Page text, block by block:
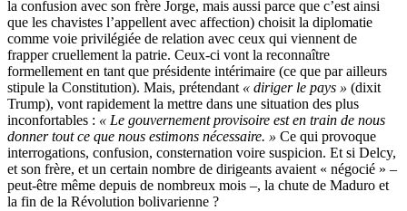
la confusion avec son frère Jorge, mais aussi parce que c’est ainsi
que les chavistes l’appellent avec affection) choisit la diplomatie
comme voie privilégiée de relation avec ceux qui viennent de
frapper cruellement la patrie. Ceux-ci vont la reconnaître
formellement en tant que présidente intérimaire (ce que par ailleurs
stipule la Constitution). Mais, prétendant « diriger le pays » (dixit
Trump), vont rapidement la mettre dans une situation des plus
inconfortables : « Le gouvernement provisoire est en train de nous
donner tout ce que nous estimons nécessaire. » Ce qui provoque
interrogations, confusion, consternation voire suspicion. Et si Delcy,
et son frère, et un certain nombre de dirigeants avaient « négocié » –
peut-être même depuis de nombreux mois –, la chute de Maduro et
la fin de la Révolution bolivarienne ?